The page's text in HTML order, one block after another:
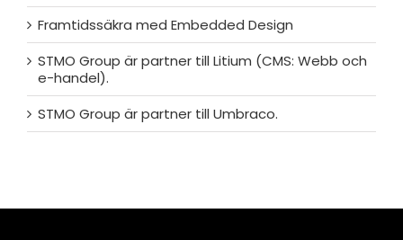
Framtidssäkra med Embedded Design
STMO Group är partner till Litium (CMS: Webb och
e-handel).
STMO Group är partner till Umbraco.